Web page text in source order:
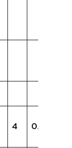
4 0.04mg